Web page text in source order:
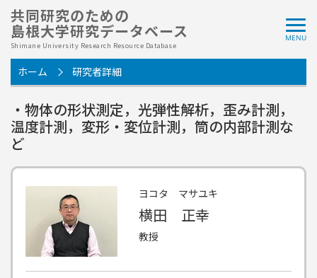
共同研究のための
島根大学研究データベース
Shimane University Research Resource Database
ホーム 研究者詳細
・物体の形状測定，光弾性解析，歪み計測，
温度計測，変形・変位計測，筒の内部計測な
ど
ヨコタ マサユキ
横田 正幸
教授